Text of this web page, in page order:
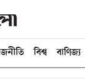
বিশ্ব বাণিজ্য